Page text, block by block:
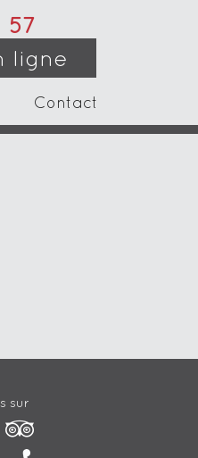
57
ligne
Contact
sur